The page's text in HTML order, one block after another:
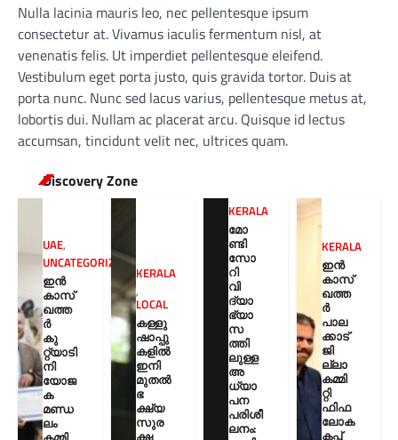
Nulla lacinia mauris leo, nec pellentesque ipsum
consectetur at. Vivamus iaculis fermentum nisl, at
venenatis felis. Ut imperdiet pellentesque eleifend.
Vestibulum eget porta justo, quis gravida tortor. Duis at
porta nunc. Nunc sed lacus varius, pellentesque metus at,
lobortis dui. Nullam ac placerat arcu. Quisque id lectus
accumsan, tincidunt velit nec, ultrices quam.
Discovery Zone
UAE,
UNCATEGORIZED
ഇൻ
കാസ്
ഖത്ത
ർ
കു
റ്റ്യാടി
നി
യോജ
ക
മണ്ഡ
ലം
KERALA
,
LOCAL
കള്ളു
ഷാപ്പു
കളിൽ
ഇനി
മുതൽ
ഭ
ക്ഷ്യ
സുര
KERALA
മോ
ണ്ടി
സോ
റി
വി
ദ്യാ
ഭ്യാ
സ
ത്തി
ലുള്ള
അ
ധ്യാ
പന
പരിശീ
ലനം:
KERALA
ഇൻ
കാസ്
ഖത്ത
ർ
പാല
ക്കാട്
ജി
ല്ലാ
കമ്മി
റ്റി
ഫിഫ
ലോക
കപ്പ്